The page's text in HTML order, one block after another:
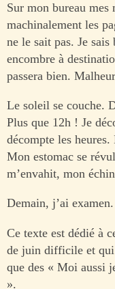
Sur mon bureau mes
machinalement les
ne le sait pas. Je
encombre à
passera bien.
Le soleil se couche.
Plus que 12h ! Je
décompte les
Mon estomac se
m’envahit, mon
Demain, j’ai examen.
Ce texte est dédié à
de juin difficile et qui
que des « Moi aussi
».